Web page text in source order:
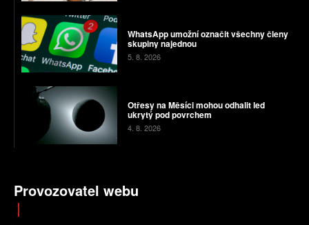
WhatsApp umožní označit všechny členy
skupiny najednou
5. 8. 2026
Otřesy na Měsíci mohou odhalit led
ukrytý pod povrchem
4. 8. 2026
Provozovatel webu